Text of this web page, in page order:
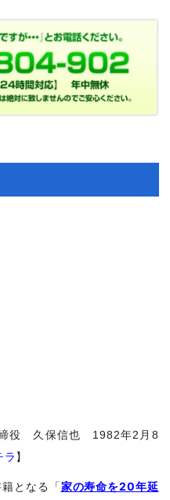
役 久保信也 1982年2月8
ラ 】
となる「家の寿命を20年延